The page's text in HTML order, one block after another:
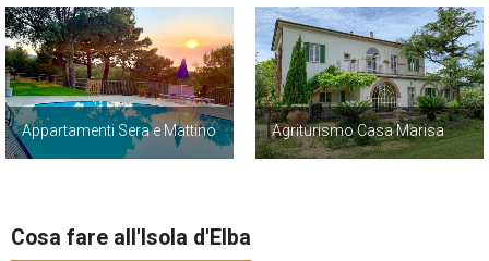
Appartamenti Sera e Mattino Agriturismo Casa Marisa
Cosa fare all'Isola d'Elba